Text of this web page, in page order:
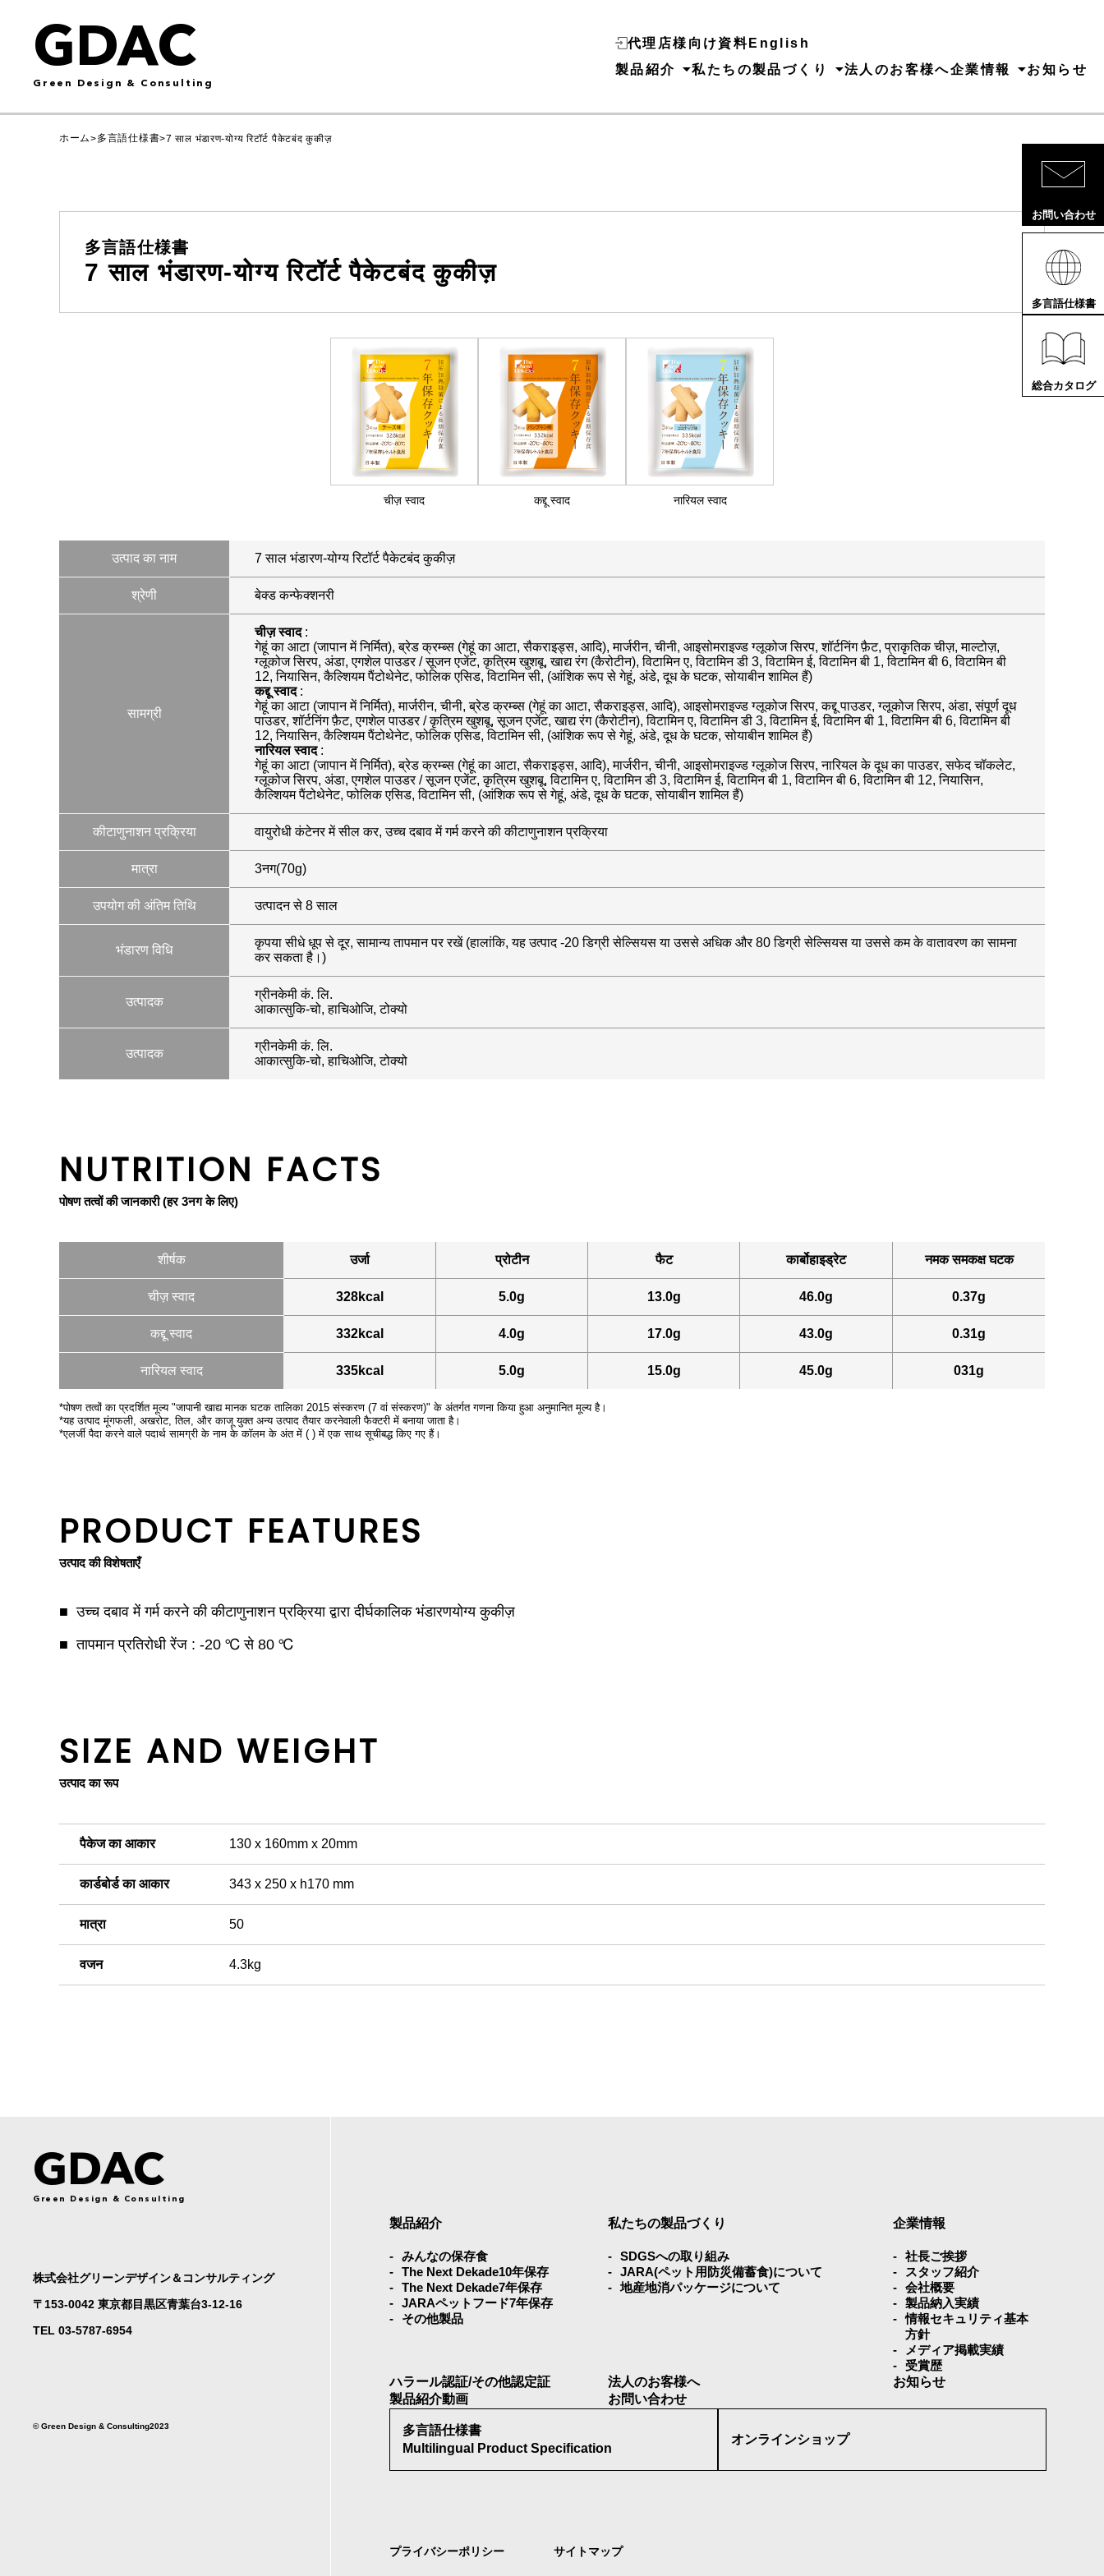
GDAC
Green Design & Consulting
代理店様向け資料 English
製品紹介
私たちの製品づくり 法人のお客様へ企業情報 お知らせ
ホーム>多言語仕様書>7 साल भंडारण-योग्य रिटॉर्ट पैकेटबंद कुकीज़
多言語仕様書
7 साल भंडारण-योग्य रिटॉर्ट पैकेटबंद कुकीज़
चीज़ स्वाद कद्दू स्वाद नारियल स्वाद
उत्पाद का नाम 7 साल भंडारण-योग्य रिटॉर्ट पैकेटबंद कुकीज़
श्रेणी बेक्ड कन्फेक्शनरी
सामग्री
चीज़ स्वाद:
गेहूं का आटा (जापान में निर्मित), ब्रेड क्रम्ब्स (गेहूं का आटा, सैकराइड्स, आदि), मार्जरीन, चीनी, आइसोमराइज्ड ग्लूकोज सिरप, शॉर्टनिंग फ़ैट, प्राकृतिक चीज़, माल्टोज़,
ग्लूकोज सिरप, अंडा, एगशेल पाउडर / सूजन एजेंट, कृत्रिम खुशबू, खाद्य रंग (कैरोटीन), विटामिन ए, विटामिन डी 3, विटामिन ई, विटामिन बी 1, विटामिन बी 6, विटामिन बी
12, नियासिन, कैल्शियम पैंटोथेनेट, फोलिक एसिड, विटामिन सी, (आंशिक रूप से गेहूं, अंडे, दूध के घटक, सोयाबीन शामिल हैं)
कद्दू स्वाद:
गेहूं का आटा (जापान में निर्मित), मार्जरीन, चीनी, ब्रेड क्रम्ब्स (गेहूं का आटा, सैकराइड्स, आदि), आइसोमराइज्ड ग्लूकोज सिरप, कद्दू पाउडर, ग्लूकोज सिरप, अंडा, संपूर्ण दूध
पाउडर, शॉर्टनिंग फ़ैट, एगशेल पाउडर / कृत्रिम खुशबू, सूजन एजेंट, खाद्य रंग (कैरोटीन), विटामिन ए, विटामिन डी 3, विटामिन ई, विटामिन बी 1, विटामिन बी 6, विटामिन बी
12, नियासिन, कैल्शियम पैंटोथेनेट, फोलिक एसिड, विटामिन सी, (आंशिक रूप से गेहूं, अंडे, दूध के घटक, सोयाबीन शामिल हैं)
नारियल स्वाद:
गेहूं का आटा (जापान में निर्मित), ब्रेड क्रम्ब्स (गेहूं का आटा, सैकराइड्स, आदि), मार्जरीन, चीनी, आइसोमराइज्ड ग्लूकोज सिरप, नारियल के दूध का पाउडर, सफेद चॉकलेट,
ग्लूकोज सिरप, अंडा, एगशेल पाउडर / सूजन एजेंट, कृत्रिम खुशबू, विटामिन ए, विटामिन डी 3, विटामिन ई, विटामिन बी 1, विटामिन बी 6, विटामिन बी 12, नियासिन,
कैल्शियम पैंटोथेनेट, फोलिक एसिड, विटामिन सी, (आंशिक रूप से गेहूं, अंडे, दूध के घटक, सोयाबीन शामिल हैं)
कीटाणुनाशन प्रक्रिया वायुरोधी कंटेनर में सील कर, उच्च दबाव में गर्म करने की कीटाणुनाशन प्रक्रिया
मात्रा 3नग(70g)
उपयोग की अंतिम तिथि उत्पादन से 8 साल
भंडारण विधि
कृपया सीधे धूप से दूर, सामान्य तापमान पर रखें (हालांकि, यह उत्पाद -20 डिग्री सेल्सियस या उससे अधिक और 80 डिग्री सेल्सियस या उससे कम के वातावरण का सामना
कर सकता है।)
उत्पादक
ग्रीनकेमी कं. लि.
आकात्सुकि-चो, हाचिओजि, टोक्यो
उत्पादक
ग्रीनकेमी कं. लि.
आकात्सुकि-चो, हाचिओजि, टोक्यो
NUTRITION FACTS
पोषण तत्वों की जानकारी (हर 3नग के लिए)
शीर्षक उर्जा प्रोटीन फैट कार्बोहाइड्रेट नमक समकक्ष घटक
चीज़ स्वाद 328kcal 5.0g 13.0g 46.0g 0.37g
कद्दू स्वाद 332kcal 4.0g 17.0g 43.0g 0.31g
नारियल स्वाद 335kcal 5.0g 15.0g 45.0g 031g
*पोषण तत्वों का प्रदर्शित मूल्य "जापानी खाद्य मानक घटक तालिका 2015 संस्करण (7 वां संस्करण)" के अंतर्गत गणना किया हुआ अनुमानित मूल्य है।
*यह उत्पाद मूंगफली, अखरोट, तिल, और काजू युक्त अन्य उत्पाद तैयार करनेवाली फैक्टरी में बनाया जाता है।
*एलर्जी पैदा करने वाले पदार्थ सामग्री के नाम के कॉलम के अंत में ( ) में एक साथ सूचीबद्ध किए गए हैं।
PRODUCT FEATURES
उत्पाद की विशेषताएँ
उच्च दबाव में गर्म करने की कीटाणुनाशन प्रक्रिया द्वारा दीर्घकालिक भंडारणयोग्य कुकीज़
तापमान प्रतिरोधी रेंज : -20 ℃ से 80 ℃
SIZE AND WEIGHT
उत्पाद का रूप
पैकेज का आकार 130 x 160mm x 20mm
कार्डबोर्ड का आकार 343 x 250 x h170 mm
मात्रा 50
वजन 4.3kg
お問い合わせ
多言語仕様書
総合カタログ
GDAC
Green Design & Consulting
株式会社グリーンデザイン＆コンサルティング
〒153-0042 東京都目黒区青葉台3-12-16
TEL 03-5787-6954
©︎ Green Design & Consulting2023
製品紹介
みんなの保存⾷
The Next Dekade10年保存
The Next Dekade7年保存
JARAペットフード7年保存
その他製品
私たちの製品づくり
SDGSへの取り組み
JARA(ペット⽤防災備蓄⾷)について
地産地消パッケージについて
企業情報
社⻑ご挨拶
スタッフ紹介
会社概要
製品納入実績
情報セキュリティ基本
方針
メディア掲載実績
受賞歴
ハラール認証/その他認定証
法人のお客様へ
お知らせ
製品紹介動画
お問い合わせ
多言語仕様書
Multilingual Product Specification
オンラインショップ
プライバシーポリシー サイトマップ